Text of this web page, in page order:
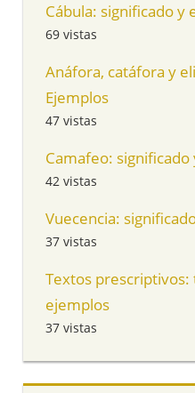
Cábula: significado y
69 vistas
Anáfora, catáfora y
Ejemplos
47 vistas
Camafeo:
42 vistas
Vuecencia:
37 vistas
Textos
ejemplos
37 vistas